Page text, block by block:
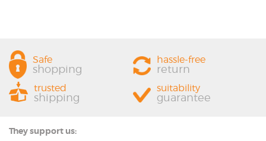
Safe
shopping
hassle-free
return
trusted
shipping
suitability
guarantee
They support us: